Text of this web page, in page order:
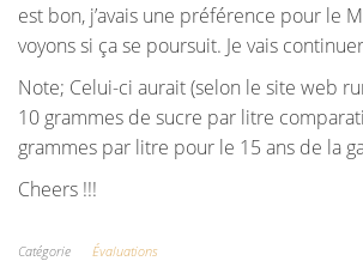
est bon, j’avais une préférence pour le
voyons si ça se poursuit. Je vais
Note; Celui-ci aurait (selon le site web
10 grammes de sucre par litre
grammes par litre pour le 15 ans de la
Cheers !!!
Catégorie Évaluations